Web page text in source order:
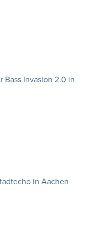
Bass Invasion 2.0 in
in Aachen